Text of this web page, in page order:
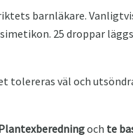
barnläkare.
25 droppar
tolereras väl och
och te